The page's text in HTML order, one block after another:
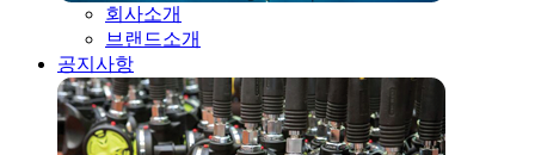
회사소개
브랜드소개
공지사항